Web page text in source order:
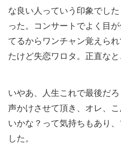
な良い人っていう印象でし
った。コンサートでよく目
てるからワンチャン覚えら
たけど失恋ワロタ。正直な
いやあ、人生これで最後だろ
声かけさせて頂き、オレ、
いかな？って気持ちもあり
した。